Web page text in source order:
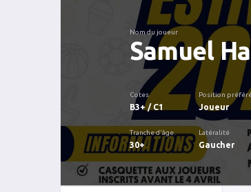
Nom du joueur
Samuel
Cotes
B3+ / C1
Position
Joueur
Tranche d'âge
30+
Latéralité
Gaucher